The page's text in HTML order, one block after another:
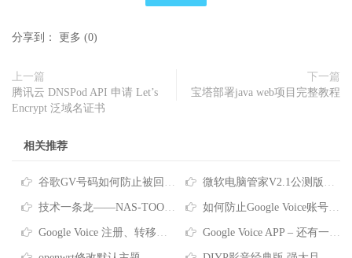
分享到： 更多 (0)
上一篇
腾讯云 DNSPod API 申请 Let’s
Encrypt 泛域名证书
下一篇
宝塔部署java web项目完整教程
相关推荐
谷歌GV号码如何防止被回收？Google Voice号码回收政策及防回收的方法 微软电脑管家V2.1公测版正式发布分享
技术一条龙——NAS-TOOL影视搜索、下载、搜刮观看完全指南 如何防止Google Voice账号被回收？看这里~
Google Voice 注册、转移、使用教程 Google Voice APP – 还有一件事… 拨打电话前请验证您自己的电话号码 拨号要关联号码？这是没设置对哦